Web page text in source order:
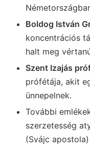
Boldog István
koncentrációs
halt meg
Szent Izajás
prófétája, akit
ünnepelnek.
További
szerzetesség
(Svájc